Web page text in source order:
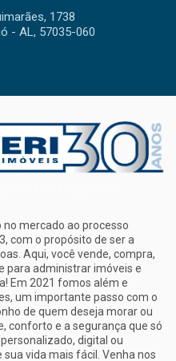
1738
- AL, 57035-060
mercado ao processo
com o propósito de ser a
Aqui, você vende, compra,
para administrar imóveis e
Em 2021 fomos além e
um importante passo com o
de quem deseja morar ou
conforto e a segurança que só
digital ou
vida mais fácil. Venha nos